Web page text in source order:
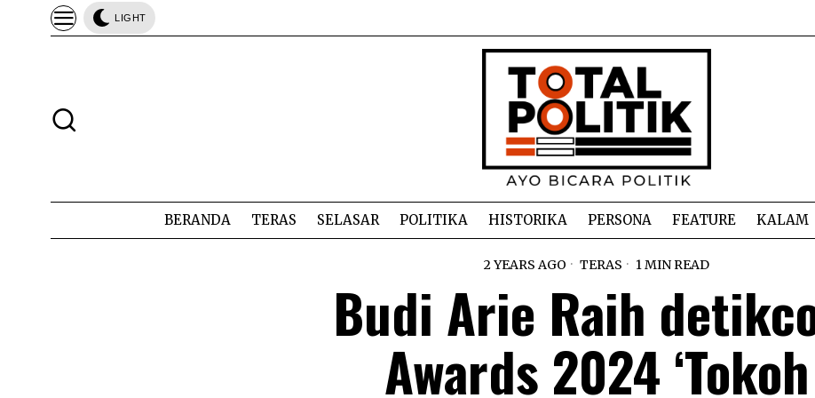
LIGHT
BERANDA TERAS SELASAR POLITIKA HISTORIKA PERSONA FEATURE KALAM
2 YEARS AGO TERAS 1 MIN READ
Budi Arie Raih
Awards 2024 ‘Tokoh